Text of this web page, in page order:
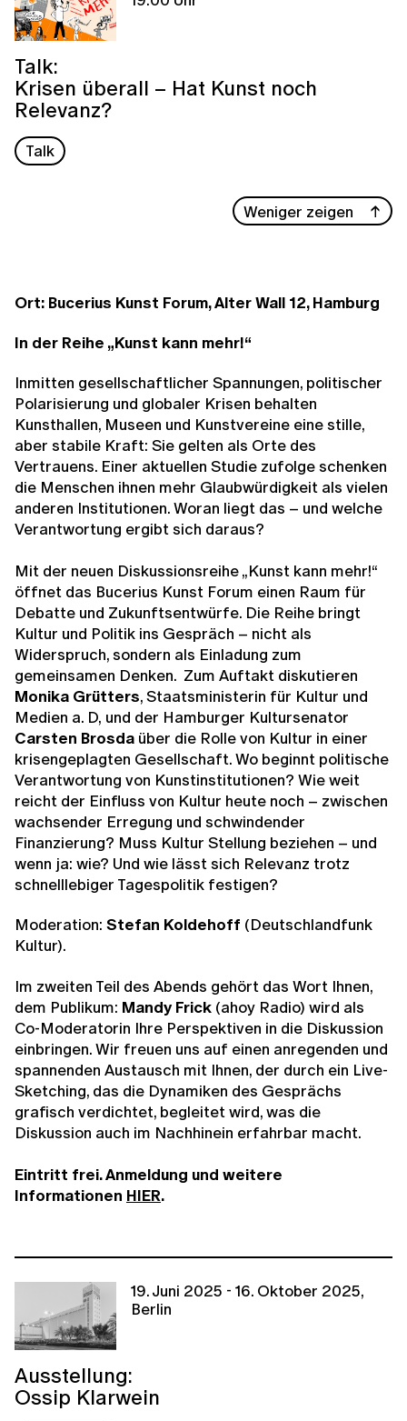
Talk:
Krisen überall – Hat Kunst noch
Relevanz?
Talk
Weniger zeigen
Ort: Bucerius Kunst Forum, Alter Wall 12, Hamburg
In der Reihe „Kunst kann mehr!“
Inmitten gesellschaftlicher Spannungen, politischer
Polarisierung und globaler Krisen behalten
Kunsthallen, Museen und Kunstvereine eine stille,
aber stabile Kraft: Sie gelten als Orte des
Vertrauens. Einer aktuellen Studie zufolge schenken
die Menschen ihnen mehr Glaubwürdigkeit als vielen
anderen Institutionen. Woran liegt das – und welche
Verantwortung ergibt sich daraus?
Mit der neuen Diskussionsreihe „Kunst kann mehr!“
öffnet das Bucerius Kunst Forum einen Raum für
Debatte und Zukunftsentwürfe. Die Reihe bringt
Kultur und Politik ins Gespräch – nicht als
Widerspruch, sondern als Einladung zum
gemeinsamen Denken. Zum Auftakt diskutieren
Monika Grütters, Staatsministerin für Kultur und
Medien a. D, und der Hamburger Kultursenator
Carsten Brosda über die Rolle von Kultur in einer
krisengeplagten Gesellschaft. Wo beginnt politische
Verantwortung von Kunstinstitutionen? Wie weit
reicht der Einfluss von Kultur heute noch – zwischen
wachsender Erregung und schwindender
Finanzierung? Muss Kultur Stellung beziehen – und
wenn ja: wie? Und wie lässt sich Relevanz trotz
schnelllebiger Tagespolitik festigen?
Moderation: Stefan Koldehoff (Deutschlandfunk
Kultur).
Im zweiten Teil des Abends gehört das Wort Ihnen,
dem Publikum: Mandy Frick (ahoy Radio) wird als
Co-Moderatorin Ihre Perspektiven in die Diskussion
einbringen. Wir freuen uns auf einen anregenden und
spannenden Austausch mit Ihnen, der durch ein Live-
Sketching, das die Dynamiken des Gesprächs
grafisch verdichtet, begleitet wird, was die
Diskussion auch im Nachhinein erfahrbar macht.
Eintritt frei. Anmeldung und weitere
Informationen HIER.
19. Juni 2025 - 16. Oktober 2025,
Berlin
Ausstellung:
Ossip Klarwein